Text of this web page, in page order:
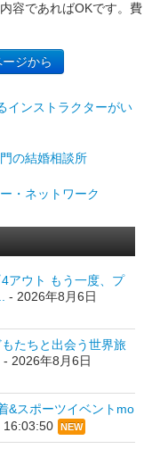
容であればOKです。費
ジから
アウト もう一度、プ
- 2026年8月6日
たちと出会う世界旅
- 2026年8月6日
&スポーツイベントmo
16:03:50 NEW